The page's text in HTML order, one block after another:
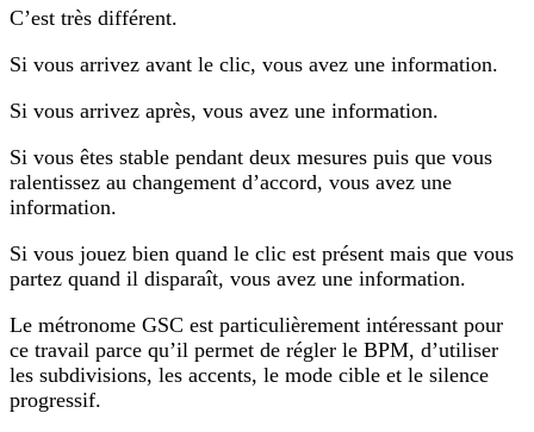
C’est très différent.
Si vous arrivez avant le clic, vous avez une information.
Si vous arrivez après, vous avez une information.
Si vous êtes stable pendant deux mesures puis que vous
ralentissez au changement d’accord, vous avez une
information.
Si vous jouez bien quand le clic est présent mais que vous
partez quand il disparaît, vous avez une information.
Le métronome GSC est particulièrement intéressant pour
ce travail parce qu’il permet de régler le BPM, d’utiliser
les subdivisions, les accents, le mode cible et le silence
progressif.